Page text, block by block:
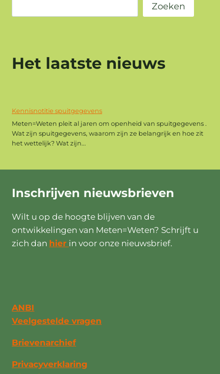
Zoeken
Het laatste nieuws
Kennisnotitie spuitgegevens
Meten=Weten pleit al jaren om openheid van spuitgegevens .
Wat zijn spuitgegevens, waarom zijn ze belangrijk en hoe zit
het wettelijk? Wat zijn...
Inschrijven nieuwsbrieven
Wilt u op de hoogte blijven van de
ontwikkelingen van Meten=Weten? Schrijft u
zich dan hier in voor onze nieuwsbrief.
ANBI
Veelgestelde vragen
Brievenarchief
Privacyverklaring